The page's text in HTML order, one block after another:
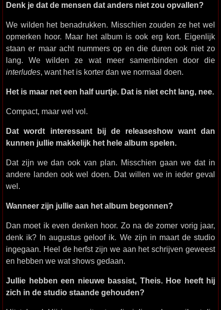
Denk je dat de mensen dat anders niet zou opvallen?
We wilden het benadrukken. Misschien zouden ze het wel
opmerken hoor. Maar het album is ook erg kort. Eigenlijk
staan er maar acht nummers op en die duren ook niet zo
lang. We wilden ze wat meer samenbinden door die
interludes, want het is korter dan we normaal doen.
Het is maar net een half uurtje. Dat is niet echt lang, nee.
Compact, maar wel vol.
Dat wordt interessant bij de releaseshow want dan
kunnen jullie makkelijk het hele album spelen.
Dat zijn we dan ook van plan. Misschien gaan we dat in
andere landen ook wel doen. Dat willen we in ieder geval
wel.
Wanneer zijn jullie aan het album begonnen?
Dan moet ik even denken hoor. Zo na de zomer vorig jaar,
denk ik? In augustus geloof ik. We zijn in maart de studio
ingegaan. Heel de herfst zijn we aan het schrijven geweest
en hebben we wat shows gedaan.
Jullie hebben een nieuwe bassist, Theis. Hoe heeft hij
zich in de studio staande gehouden?